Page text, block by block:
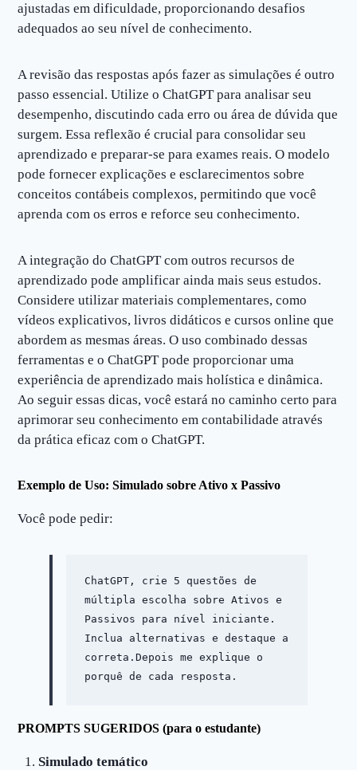
ajustadas em dificuldade, proporcionando desafios
adequados ao seu nível de conhecimento.
A revisão das respostas após fazer as simulações é outro
passo essencial. Utilize o ChatGPT para analisar seu
desempenho, discutindo cada erro ou área de dúvida que
surgem. Essa reflexão é crucial para consolidar seu
aprendizado e preparar-se para exames reais. O modelo
pode fornecer explicações e esclarecimentos sobre
conceitos contábeis complexos, permitindo que você
aprenda com os erros e reforce seu conhecimento.
A integração do ChatGPT com outros recursos de
aprendizado pode amplificar ainda mais seus estudos.
Considere utilizar materiais complementares, como
vídeos explicativos, livros didáticos e cursos online que
abordem as mesmas áreas. O uso combinado dessas
ferramentas e o ChatGPT pode proporcionar uma
experiência de aprendizado mais holística e dinâmica.
Ao seguir essas dicas, você estará no caminho certo para
aprimorar seu conhecimento em contabilidade através
da prática eficaz com o ChatGPT.
Exemplo de Uso: Simulado sobre Ativo x Passivo
Você pode pedir:
ChatGPT, crie 5 questões de
múltipla escolha sobre Ativos e
Passivos para nível iniciante.
Inclua alternativas e destaque a
correta.Depois me explique o
porquê de cada resposta.
PROMPTS SUGERIDOS (para o estudante)
Simulado temático